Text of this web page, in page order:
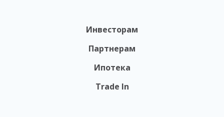
Инвесторам
Партнерам
Ипотека
Trade In